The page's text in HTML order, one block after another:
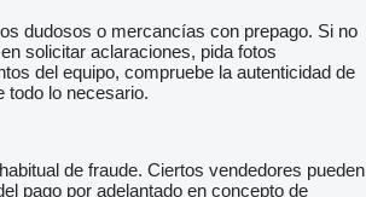
dudosos o mercancías con prepago. Si no
solicitar aclaraciones, pida fotos
del equipo, compruebe la autenticidad de
todo lo necesario.
de fraude. Ciertos vendedores pueden
pago por adelantado en concepto de